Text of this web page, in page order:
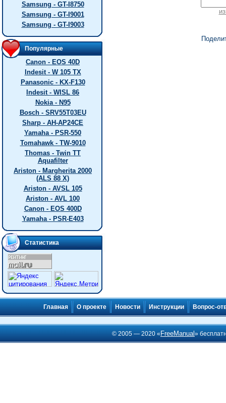
Samsung - GT-I8750
Samsung - GT-I9001
Samsung - GT-I9003
Популярные
Canon - EOS 40D
Indesit - W 105 TX
Panasonic - KX-F130
Indesit - WISL 86
Nokia - N95
Bosch - SRV55T03EU
Sharp - AH-AP24CE
Yamaha - PSR-550
Tomahawk - TW-9010
Thomas - Twin TT
Aquafilter
Ariston - Margherita 2000
(ALS 88 X)
Ariston - AVSL 105
Ariston - AVL 100
Canon - EOS 400D
Yamaha - PSR-E403
Статистика
Главная О проекте Новости Инструкции Вопрос-
© 2005 — 2020 « FreeManual»